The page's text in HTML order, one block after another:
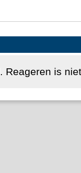
. Reageren is